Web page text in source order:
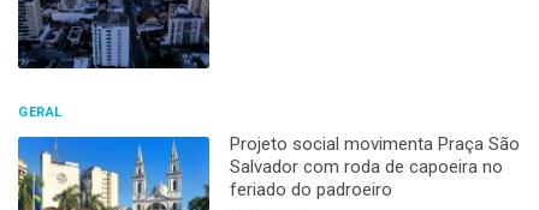
GERAL
Projeto social movimenta Praça São
Salvador com roda de capoeira no
feriado do padroeiro